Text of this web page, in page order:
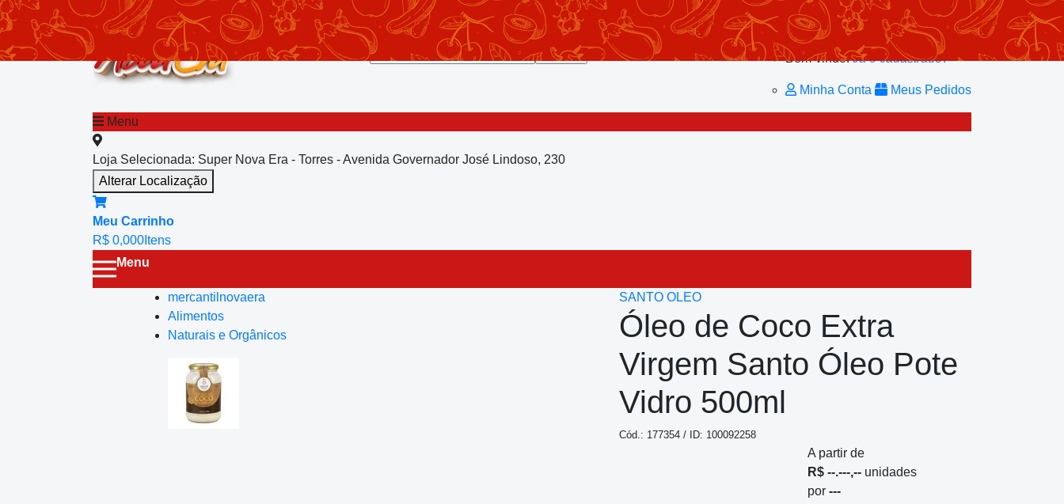
Repetir Pedido
Minha Conta
Bem-vindo!Já é cadastrado?
Minha Conta Meus Pedidos
Menu
Loja Selecionada: Super Nova Era - Torres - Avenida Governador José Lindoso, 230
Alterar Localização
Meu Carrinho
R$ 0,000 Itens
Menu
mercantilnovaera
Alimentos
Naturais e Orgânicos
SANTO OLEO
Óleo de Coco Extra
Virgem Santo Óleo Pote
Vidro 500ml
Cód.: 177354 / ID: 100092258
A partir de
R$ --.---,--unidades
por ---